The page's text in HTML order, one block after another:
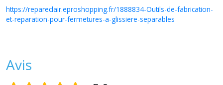
https://repareclair.eproshopping.fr/1888834-Outils-de-fabrication-
et-reparation-pour-fermetures-a-glissiere-separables
Avis